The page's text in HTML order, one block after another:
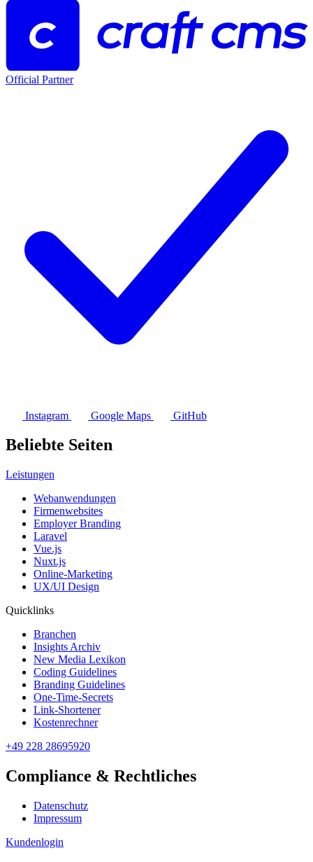
Official Partner
Instagram Google Maps GitHub
Beliebte Seiten
Leistungen
Webanwendungen
Firmenwebsites
Employer Branding
Laravel
Vue.js
Nuxt.js
Online-Marketing
UX/UI Design
Quicklinks
Branchen
Insights Archiv
New Media Lexikon
Coding Guidelines
Branding Guidelines
One-Time-Secrets
Link-Shortener
Kostenrechner
+49 228 28695920
Compliance & Rechtliches
Datenschutz
Impressum
Kundenlogin